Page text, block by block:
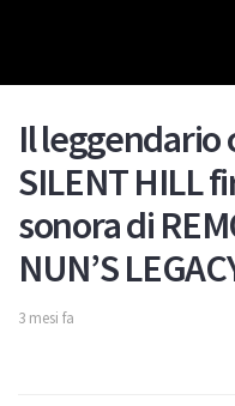
Il leggendario
SILENT HILL
sonora di
NUN’S
3 mesi fa